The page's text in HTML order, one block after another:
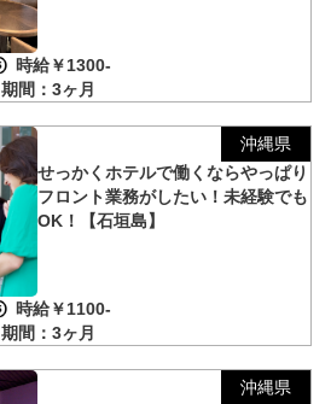
時給￥1300-
期間：3ヶ月
沖縄県
せっかくホテルで働くならやっぱり
フロント業務がしたい！未経験でも
OK！【石垣島】
時給￥1100-
期間：3ヶ月
沖縄県